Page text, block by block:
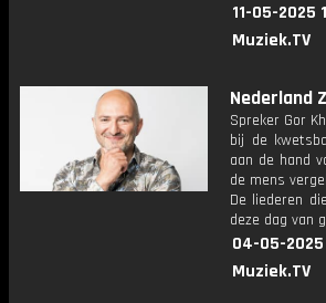
11-05-2025
Muziek.TV
Nederland
Spreker Gor
bij de
aan de hand
de mens
De liederen
deze dag van
04-05-2025
Muziek.TV